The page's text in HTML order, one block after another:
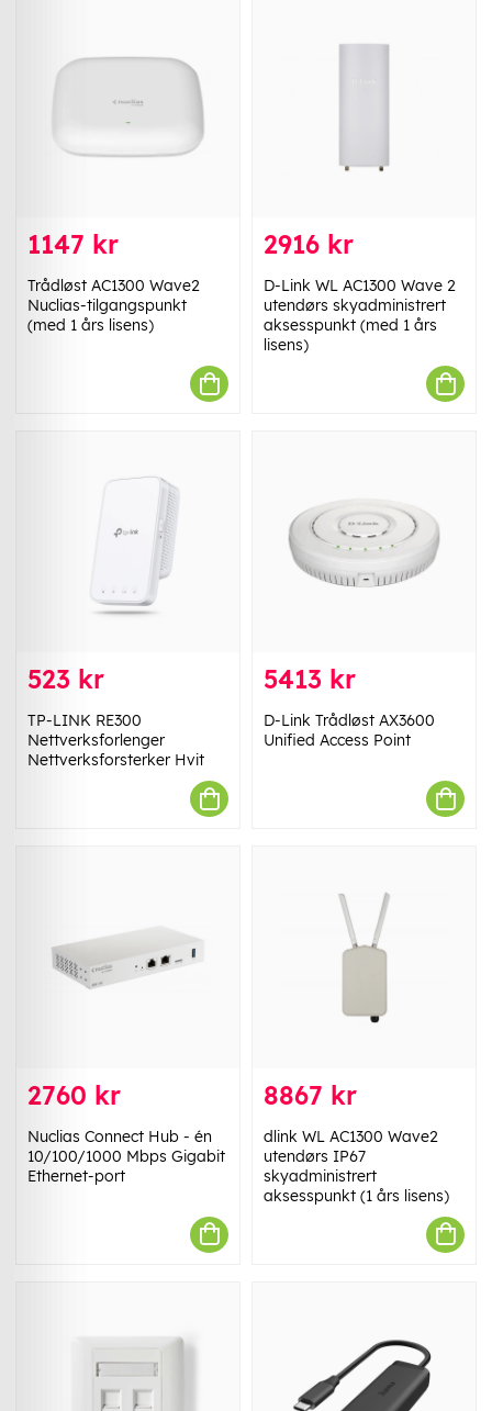
1147 kr
Trådløst AC1300 Wave2
Nuclias-tilgangspunkt
(med 1 års lisens)
2916 kr
D-Link WL AC1300 Wave 2
utendørs skyadministrert
aksesspunkt (med 1 års
lisens)
523 kr
TP-LINK RE300
Nettverksforlenger
Nettverksforsterker Hvit
5413 kr
D-Link Trådløst AX3600
Unified Access Point
2760 kr
Nuclias Connect Hub - én
10/100/1000 Mbps Gigabit
Ethernet-port
8867 kr
dlink WL AC1300 Wave2
utendørs IP67
skyadministrert
aksesspunkt (1 års lisens)